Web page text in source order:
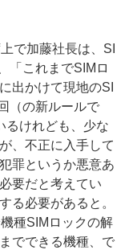
で加藤社長は、SI
「これまでSIMロ
出かけて現地のSI
（の新ルールで
るけれども、少な
、不正に入手して
罪というか悪意あ
要だと考えてい
る必要があると。
種SIMロックの解
でできる機種、で